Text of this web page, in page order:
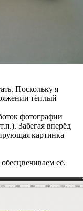
Поскольку я
тёплый
фотографии
Забегая вперёд
картинка
её.